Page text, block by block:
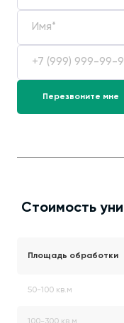
Стоимость
Площадь обработки
50-100 кв.м